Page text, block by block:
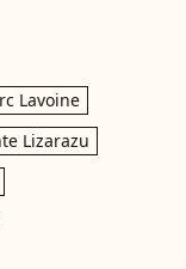
Lavoine
Lizarazu